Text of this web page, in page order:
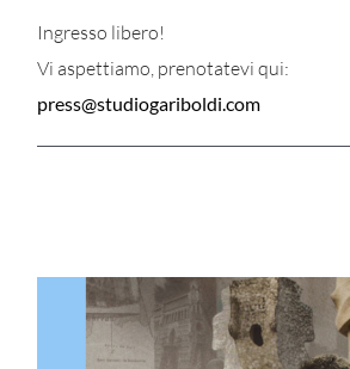
Ingresso libero!
Vi aspettiamo, prenotatevi qui:
press@studiogariboldi.com